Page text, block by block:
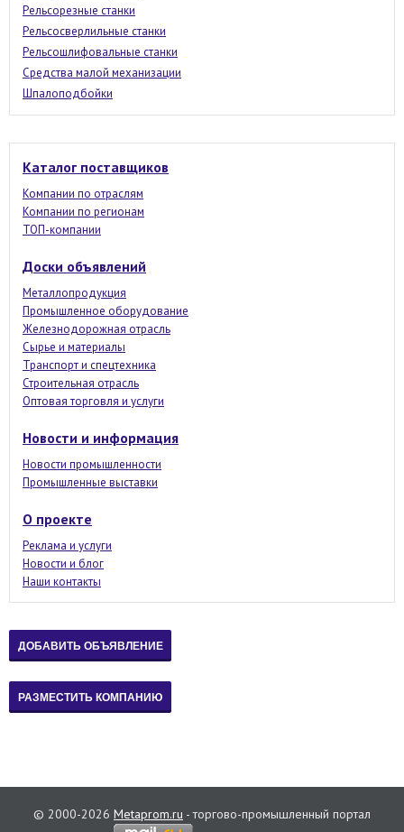
Рельсорезные станки
Рельсосверлильные станки
Рельсошлифовальные станки
Средства малой механизации
Шпалоподбойки
Каталог поставщиков
Компании по отраслям
Компании по регионам
ТОП-компании
Доски объявлений
Металлопродукция
Промышленное оборудование
Железнодорожная отрасль
Сырье и материалы
Транспорт и спецтехника
Строительная отрасль
Оптовая торговля и услуги
Новости и информация
Новости промышленности
Промышленные выставки
О проекте
Реклама и услуги
Новости и блог
Наши контакты
© 2000-2026 Metaprom.ru - торгово-промышленный портал